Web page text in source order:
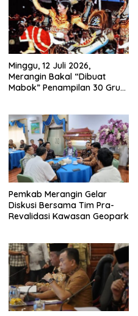
Minggu, 12 Juli 2026,
Merangin Bakal “Dibuat
Mabok” Penampilan 30 Grup
Pemkab Merangin Gelar
Diskusi Bersama Tim Pra-
Revalidasi Kawasan Geopark